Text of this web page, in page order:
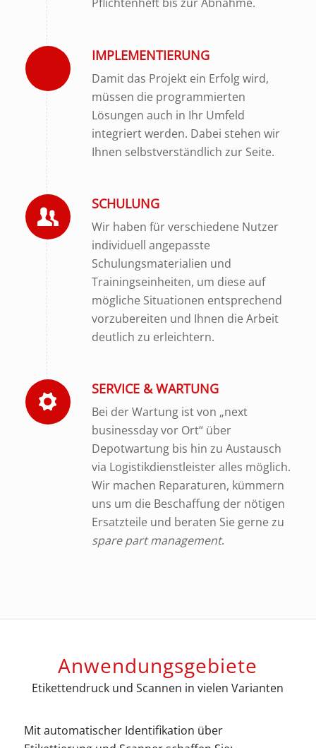
Pflichtenheft bis zur Abnahme.
IMPLEMENTIERUNG
Damit das Projekt ein Erfolg wird,
müssen die programmierten
Lösungen auch in Ihr Umfeld
integriert werden. Dabei stehen wir
Ihnen selbstverständlich zur Seite.
SCHULUNG
Wir haben für verschiedene Nutzer
individuell angepasste
Schulungsmaterialien und
Trainingseinheiten, um diese auf
mögliche Situationen entsprechend
vorzubereiten und Ihnen die Arbeit
deutlich zu erleichtern.
SERVICE & WARTUNG
Bei der Wartung ist von „next
businessday vor Ort“ über
Depotwartung bis hin zu Austausch
via Logistikdienstleister alles möglich.
Wir machen Reparaturen, kümmern
uns um die Beschaffung der nötigen
Ersatzteile und beraten Sie gerne zu
spare part management.
Anwendungsgebiete
Etikettendruck und Scannen in vielen Varianten
Mit automatischer Identifikation über